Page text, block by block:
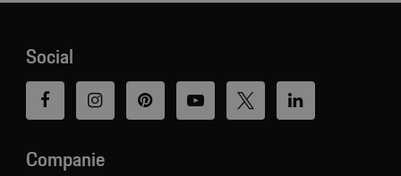
Social
Companie